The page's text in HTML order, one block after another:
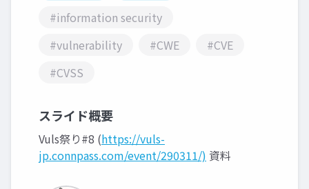
#information security
#vulnerability
#CWE
#CVE
#CVSS
スライド概要
Vuls祭り#8 (https://vuls-
jp.connpass.com/event/290311/) 資料